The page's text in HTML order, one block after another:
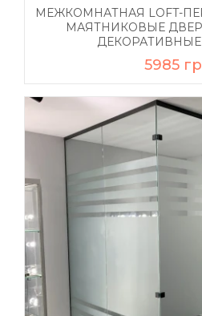
МЕЖКОМНАТНАЯ LOFT-
МАЯТНИКОВЫЕ
5985